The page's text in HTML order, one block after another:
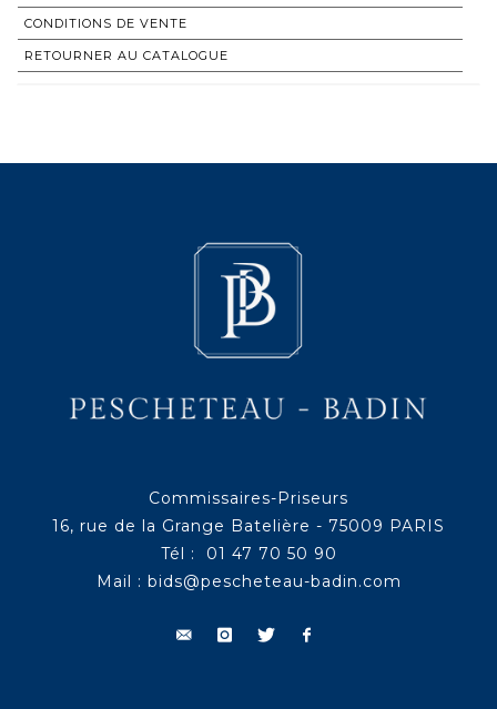
CONDITIONS DE VENTE
RETOURNER AU CATALOGUE
Commissaires-Priseurs
16, rue de la Grange Batelière - 75009 PARIS
Tél : 01 47 70 50 90
Mail : bids@pescheteau-badin.com